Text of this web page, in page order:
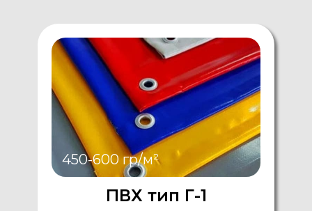
ПВХ тип Г-1
450-600 гр/м²